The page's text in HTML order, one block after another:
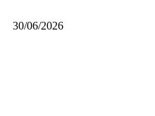
30/06/2026